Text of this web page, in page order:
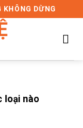
DỪNG
loại nào